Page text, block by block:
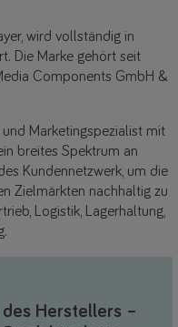
wird vollständig in
Die Marke gehört seit
Components GmbH &
Marketingspezialist mit
breites Spektrum an
Kundennetzwerk, um die
Zielmärkten nachhaltig zu
Logistik, Lagerhaltung,
Herstellers –